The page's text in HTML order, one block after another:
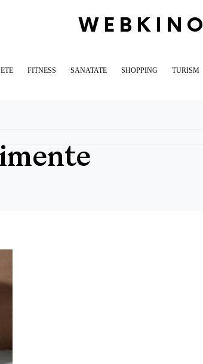
WEBKINO
FITNESS SANATATE SHOPPING TURISM